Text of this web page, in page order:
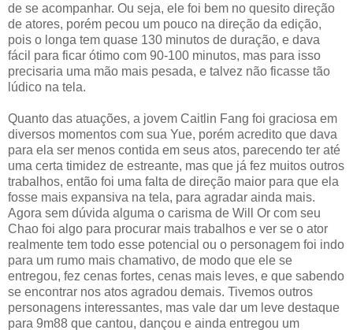
de se acompanhar. Ou seja, ele foi bem no quesito direção
de atores, porém pecou um pouco na direção da edição,
pois o longa tem quase 130 minutos de duração, e dava
fácil para ficar ótimo com 90-100 minutos, mas para isso
precisaria uma mão mais pesada, e talvez não ficasse tão
lúdico na tela.
Quanto das atuações, a jovem Caitlin Fang foi graciosa em
diversos momentos com sua Yue, porém acredito que dava
para ela ser menos contida em seus atos, parecendo ter até
uma certa timidez de estreante, mas que já fez muitos outros
trabalhos, então foi uma falta de direção maior para que ela
fosse mais expansiva na tela, para agradar ainda mais.
Agora sem dúvida alguma o carisma de Will Or com seu
Chao foi algo para procurar mais trabalhos e ver se o ator
realmente tem todo esse potencial ou o personagem foi indo
para um rumo mais chamativo, de modo que ele se
entregou, fez cenas fortes, cenas mais leves, e que sabendo
se encontrar nos atos agradou demais. Tivemos outros
personagens interessantes, mas vale dar um leve destaque
para 9m88 que cantou, dançou e ainda entregou um